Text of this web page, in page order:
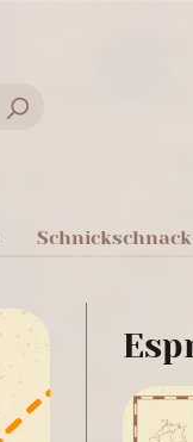
Schnickschnack